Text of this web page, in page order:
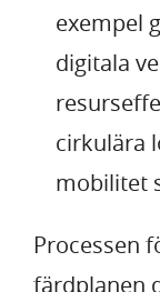
exempel
digitala
cirkulära
mobilitet
Processen
färdplanen